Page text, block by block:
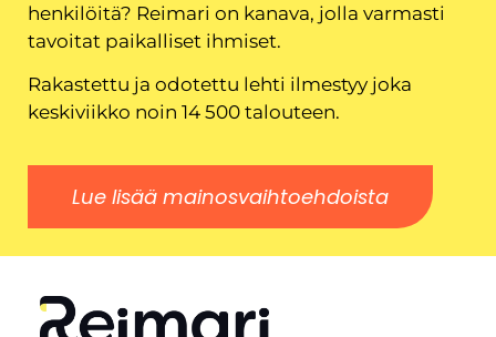
henkilöitä? Reimari on kanava, jolla varmasti
tavoitat paikalliset ihmiset.
Rakastettu ja odotettu lehti ilmestyy joka
keskiviikko noin 14 500 talouteen.
Lue lisää mainosvaihtoehdoista